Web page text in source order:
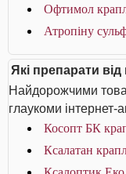
Офтимол
Атропіну
Які препарати
Найдорожчими
глаукоми інтернет-
Косопт БК
Ксалатан